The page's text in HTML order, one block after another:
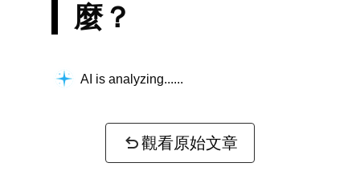
麼？
AI is analyzing...
觀看原始文章